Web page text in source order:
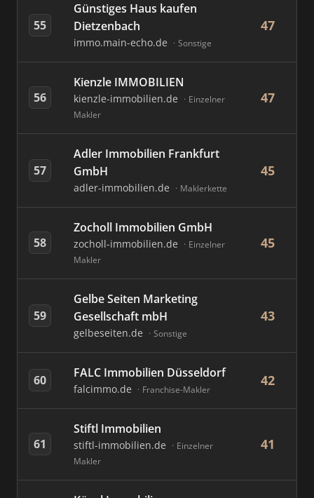
55
Günstiges Haus kaufen
Dietzenbach
immo.main-echo.de Sonstige
47
56
Kienzle IMMOBILIEN
kienzle-immobilien.de
Einzelner
Makler
47
57
Adler Immobilien Frankfurt
GmbH
adler-immobilien.de Maklerkette
45
58
Zocholl Immobilien GmbH
zocholl-immobilien.de
Einzelner
Makler
45
59
Gelbe Seiten Marketing
Gesellschaft mbH
gelbeseiten.de Sonstige
43
60 FALC Immobilien Düsseldorf
falcimmo.de Franchise-Makler
42
61
Stiftl Immobilien
stiftl-immobilien.de
Einzelner
Makler
41